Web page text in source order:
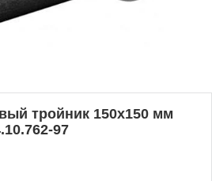
тройник 150x150 мм
97